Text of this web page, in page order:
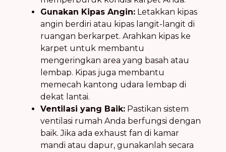
Gunakan Kipas Angin: Letakkan kipas
angin berdiri atau kipas langit-langit di
ruangan berkarpet. Arahkan kipas ke
karpet untuk membantu
mengeringkan area yang basah atau
lembap. Kipas juga membantu
memecah kantong udara lembap di
dekat lantai.
Ventilasi yang Baik: Pastikan sistem
ventilasi rumah Anda berfungsi dengan
baik. Jika ada exhaust fan di kamar
mandi atau dapur, gunakanlah secara